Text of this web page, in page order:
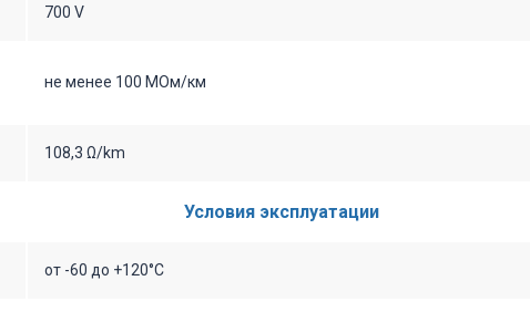
700 V
не менее 100 МОм/км
108,3 Ω/km
Условия эксплуатации
от -60 до +120°С